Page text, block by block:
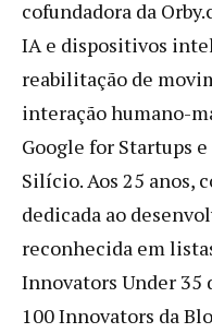
cofundadora da
IA e dispositivos
reabilitação de
interação humano-
Google for Startups
Silício. Aos 25 anos,
dedicada ao
reconhecida em
Innovators Under 35
100 Innovators da